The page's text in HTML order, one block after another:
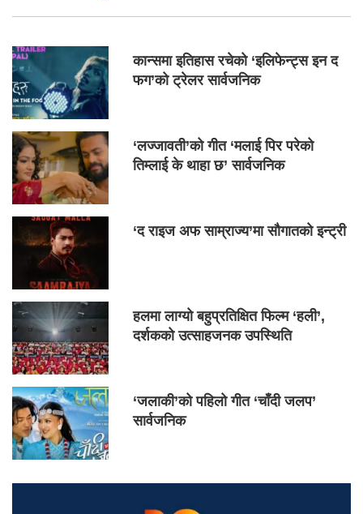
कान्समा इतिहास रचेको ‘इलिफेन्ट्स इन द
फग’को ट्रेलर सार्वजनिक
‘लज्जावती’को गीत ‘मलाई पिर परेको
तिम्लाई के थाहा छ’ सार्वजनिक
‘द राइज अफ साम्राज्य’मा सौगातको इन्ट्री
हलमा लाग्यो बहुप्रतिक्षित फिल्म ‘हली’,
दर्शकको उत्साहजनक उपस्थिति
‘जलाकी’को पहिलो गीत ‘चाँदी जलप’
सार्वजनिक